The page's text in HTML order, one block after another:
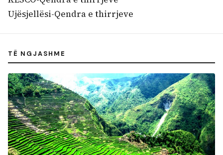
Ujësjellësi-Qendra e thirrjeve
TË NGJASHME